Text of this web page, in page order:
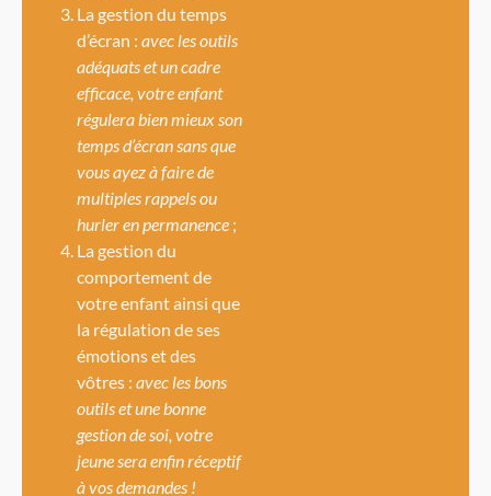
La gestion du temps
d’écran : avec les outils
adéquats et un cadre
efficace, votre enfant
régulera bien mieux son
temps d’écran sans que
vous ayez à faire de
multiples rappels ou
hurler en permanence ;
La gestion du
comportement de
votre enfant ainsi que
la régulation de ses
émotions et des
vôtres : avec les bons
outils et une bonne
gestion de soi, votre
jeune sera enfin réceptif
à vos demandes !